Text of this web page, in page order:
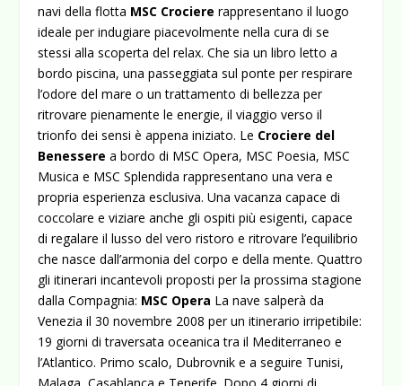
navi della flotta MSC Crociererappresentano il luogo
ideale per indugiare piacevolmente nella cura di se
stessi alla scoperta del relax. Che sia un libro letto a
bordo piscina, una passeggiata sul ponte per respirare
l’odore del mare o un trattamento di bellezza per
ritrovare pienamente le energie, il viaggio verso il
trionfo dei sensi è appena iniziato. Le Crociere del
Benesserea bordo di MSC Opera, MSC Poesia, MSC
Musica e MSC Splendida rappresentano una vera e
propria esperienza esclusiva. Una vacanza capace di
coccolare e viziare anche gli ospiti più esigenti, capace
di regalare il lusso del vero ristoro e ritrovare l’equilibrio
che nasce dall’armonia del corpo e della mente. Quattro
gli itinerari incantevoli proposti per la prossima stagione
dalla Compagnia: MSC Opera La nave salperà da
Venezia il 30 novembre 2008 per un itinerario irripetibile:
19 giorni di traversata oceanica tra il Mediterraneo e
l’Atlantico. Primo scalo, Dubrovnik e a seguire Tunisi,